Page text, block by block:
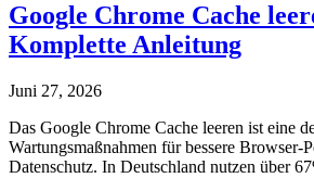
Google Chrome Cache
Komplette Anleitung
Juni 27, 2026
Das Google Chrome Cache leeren ist eine
Wartungsmaßnahmen für bessere Browser-
Datenschutz. In Deutschland nutzen über